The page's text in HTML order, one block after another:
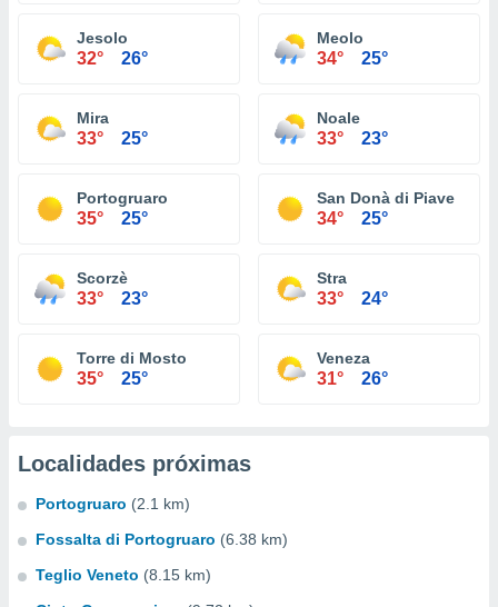
Jesolo
32° 26°
Meolo
34° 25°
Mira
33° 25°
Noale
33° 23°
Portogruaro
35° 25°
San Donà di Piave
34° 25°
Scorzè
33° 23°
Stra
33° 24°
Torre di Mosto
35° 25°
Veneza
31° 26°
Localidades próximas
Portogruaro (2.1 km)
Fossalta di Portogruaro (6.38 km)
Teglio Veneto (8.15 km)